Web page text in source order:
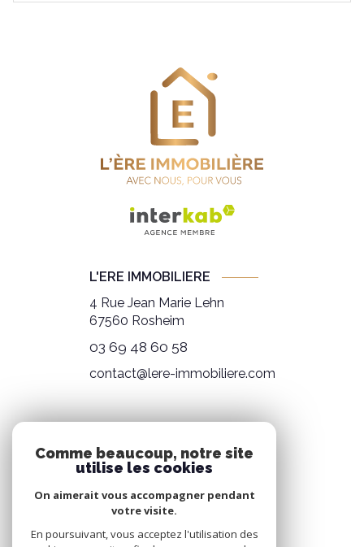
L'ERE IMMOBILIERE
4 Rue Jean Marie Lehn
67560 Rosheim
03 69 48 60 58
contact@lere-immobiliere.com
NOUS SUIVRE
Comme beaucoup, notre site
utilise les cookies
On aimerait vous accompagner pendant
votre visite.
En poursuivant, vous acceptez l'utilisation des